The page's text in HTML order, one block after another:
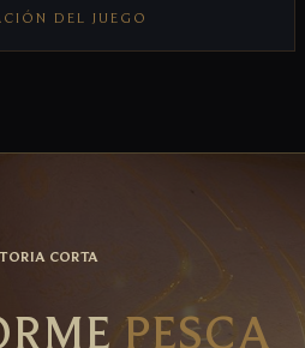
DEL JUEGO
CORTA
PESCA